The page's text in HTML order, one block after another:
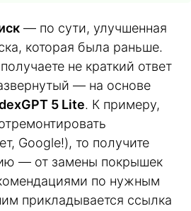
— по сути, улучшенная
которая была раньше.
не краткий ответ
— на основе
5 Lite. К примеру,
Google!), то получите
— от замены покрышек
по нужным
прикладывается ссылка